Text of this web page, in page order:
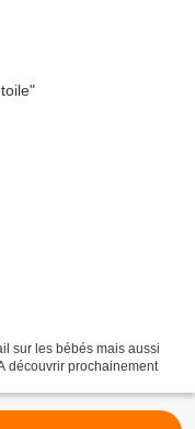
sur les bébés mais aussi
découvrir prochainement